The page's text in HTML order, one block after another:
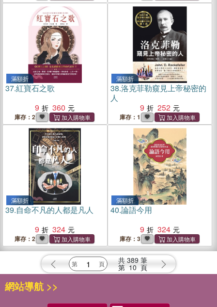
滿額折
37.紅寶石之歌
9
360
庫存：2
滿額折
38.洛克菲勒窺見上帝秘密的
人
9
252
庫存：1
滿額折
39.自命不凡的人都是凡人
9
324
庫存：2
滿額折
40.論語今用
9
324
庫存：3
共 389 筆
第 10 頁
網站導航 >>